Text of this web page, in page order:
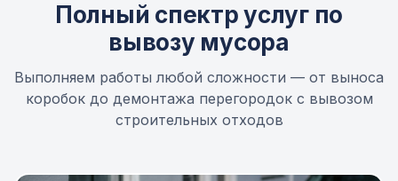
Полный спектр услуг по
вывозу мусора
Выполняем работы любой сложности — от выноса
коробок до демонтажа перегородок с вывозом
строительных отходов